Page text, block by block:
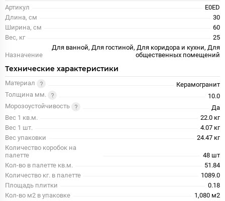
Артикул
E0ED
Длина, см
30
Ширина, см
60
Вес, кг
25
Назначение
Для ванной, Для гостиной, Для коридора и кухни, Для
общественных помещений
Технические характеристики
Материал
Керамогранит
Толщина мм.
10.0
Морозоустойчивость
Да
Вес 1 кв.м.
22.0 кг
Вес 1 шт.
4.07 кг
Вес упаковки
24.47 кг
Количество коробок на
палетте
48 шт
Кол-во в палетте кв.м.
51.84
Количество кг. в палетте
1089.0
Площадь плитки
0.18
Кол-во м2 в упаковке
1,080 м2